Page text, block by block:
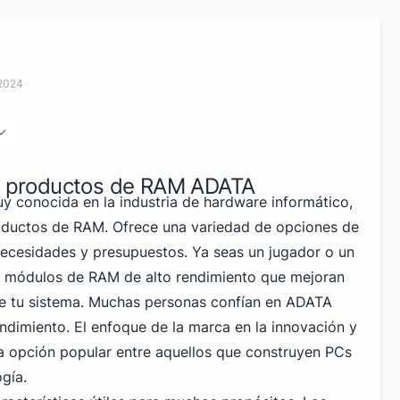
de RAM ADATA
conocida en la industria de hardware informático,
de RAM. Ofrece una variedad de opciones de
y presupuestos. Ya seas un jugador o un
de RAM de alto rendimiento que mejoran
sistema. Muchas personas confían en ADATA
El enfoque de la marca en la innovación y
opción popular entre aquellos que construyen PCs